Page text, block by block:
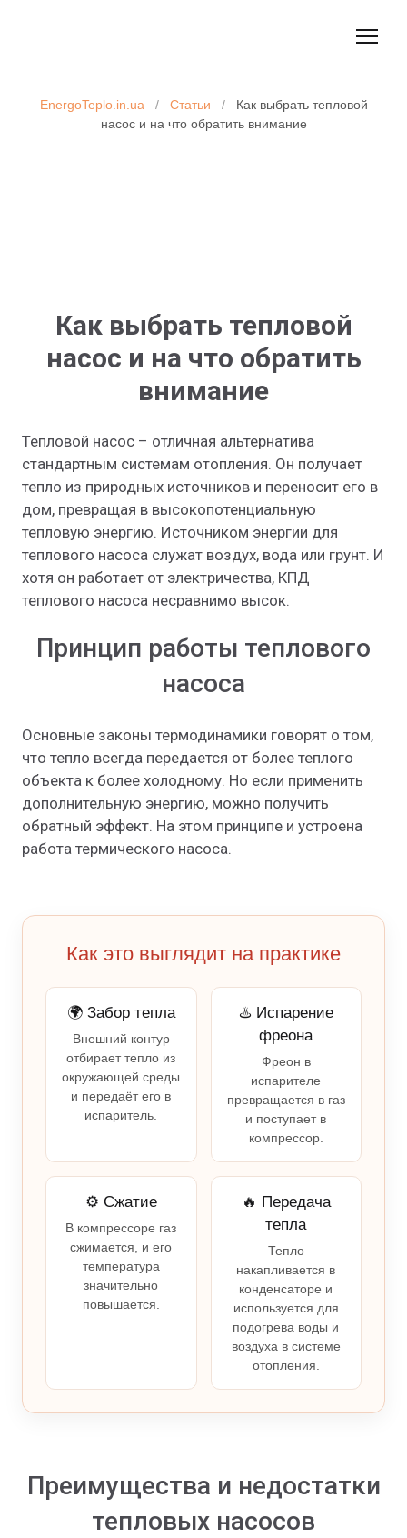
EnergoTeplo.in.ua / Статьи /
Как выбрать тепловой
насос и на что обратить внимание
Как выбрать тепловой
насос и на что обратить
внимание
Тепловой насос – отличная альтернатива
стандартным системам отопления. Он получает
тепло из природных источников и переносит его в
дом, превращая в высокопотенциальную
тепловую энергию. Источником энергии для
теплового насоса служат воздух, вода или грунт. И
хотя он работает от электричества, КПД
теплового насоса несравнимо высок.
Принцип работы теплового
насоса
Основные законы термодинамики говорят о том,
что тепло всегда передается от более теплого
объекта к более холодному. Но если применить
дополнительную энергию, можно получить
обратный эффект. На этом принципе и устроена
работа термического насоса.
Как это выглядит на практике
🌍 Забор тепла
Внешний контур
отбирает тепло из
окружающей среды
и передаёт его в
испаритель.
♨️ Испарение
фреона
Фреон в
испарителе
превращается в газ
и поступает в
компрессор.
⚙️ Сжатие
В компрессоре газ
сжимается, и его
температура
значительно
повышается.
🔥 Передача
тепла
Тепло
накапливается в
конденсаторе и
используется для
подогрева воды и
воздуха в системе
отопления.
Преимущества и недостатки
тепловых насосов